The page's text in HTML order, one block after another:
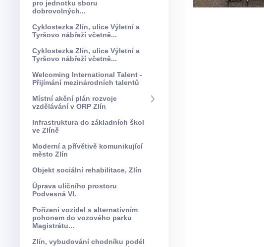
pro jednotku sboru
dobrovolných...
Cyklostezka Zlín, ulice Výletní a
Tyršovo nábřeží včetně...
Cyklostezka Zlín, ulice Výletní a
Tyršovo nábřeží včetně...
Welcoming International Talent -
Přijímání mezinárodních talentů
Místní akční plán rozvoje
vzdělávání v ORP Zlín
Infrastruktura do základních škol
ve Zlíně
Moderní a přívětivě komunikující
město Zlín
Objekt sociální rehabilitace, Zlín
Úprava uličního prostoru
Podvesná VI.
Pořízení vozidel s alternativním
pohonem do vozového parku
Magistrátu...
Zlín, vybudování chodníku podél